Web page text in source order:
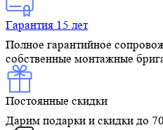
Гарантия 15 лет
Полное гарантийное
собственные монтажные
Постоянные скидки
Дарим подарки и скидки до